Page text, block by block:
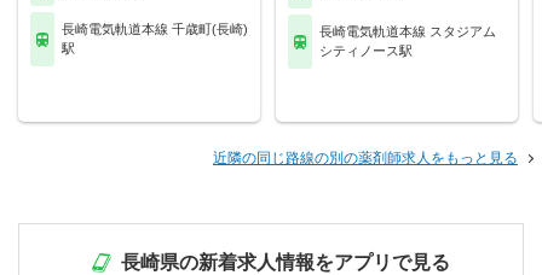
長崎電気軌道本線 千歳町(長崎)
駅
長崎電気軌道本線 スタジアム
シティノース駅
近隣の同じ路線の別の薬剤師求人をもっと見る
長崎県の新着求人情報をアプリで見る